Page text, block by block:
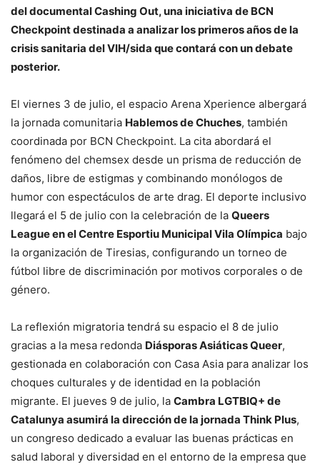
del documental Cashing Out, una iniciativa de BCN
Checkpoint destinada a analizar los primeros años de la
crisis sanitaria del VIH/sida que contará con un debate
posterior.
El viernes 3 de julio, el espacio Arena Xperience albergará
la jornada comunitaria Hablemos de Chuches, también
coordinada por BCN Checkpoint. La cita abordará el
fenómeno del chemsex desde un prisma de reducción de
daños, libre de estigmas y combinando monólogos de
humor con espectáculos de arte drag. El deporte inclusivo
llegará el 5 de julio con la celebración de la Queers
League en el Centre Esportiu Municipal Vila Olímpica bajo
la organización de Tiresias, configurando un torneo de
fútbol libre de discriminación por motivos corporales o de
género.
La reflexión migratoria tendrá su espacio el 8 de julio
gracias a la mesa redonda Diásporas Asiáticas Queer,
gestionada en colaboración con Casa Asia para analizar los
choques culturales y de identidad en la población
migrante. El jueves 9 de julio, la Cambra LGTBIQ+ de
Catalunya asumirá la dirección de la jornada Think Plus,
un congreso dedicado a evaluar las buenas prácticas en
salud laboral y diversidad en el entorno de la empresa que